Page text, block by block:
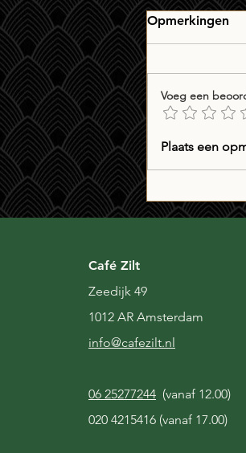
Opmerkingen
Voeg een
Plaats een
Café Zilt
Zeedijk 49
1012 AR Amsterdam
info@cafezilt.nl
06 25277244 (vanaf 12.00)
020 4215416 (vanaf 17.00)